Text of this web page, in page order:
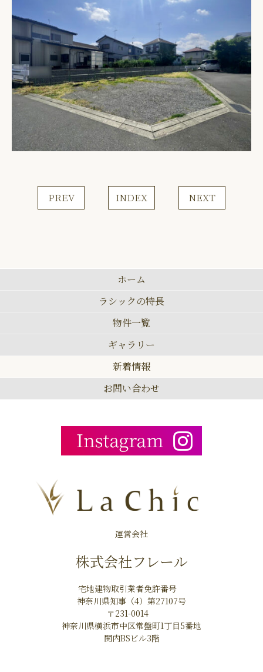
PREV NEXT
INDEX
ホーム
ラシックの特長
物件一覧
ギャラリー
新着情報
お問い合わせ
運営会社
株式会社フレール
宅地建物取引業者免許番号
神奈川県知事（4）第27107号
〒231-0014
神奈川県横浜市中区常盤町1丁目5番地
関内BSビル3階